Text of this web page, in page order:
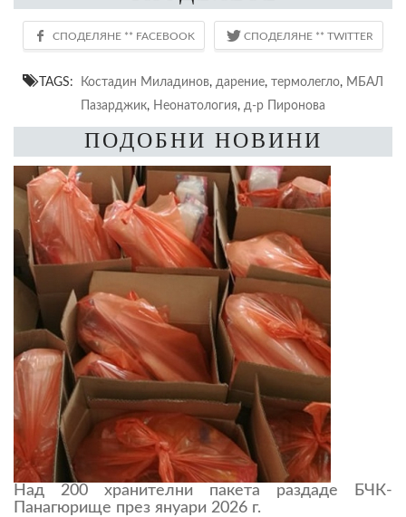
TAGS: Костадин Миладинов, дарение, термолегло, МБАЛ
Пазарджик, Неонатология, д-р Пиронова
ПОДОБНИ НОВИНИ
Над 200 хранителни пакета раздаде БЧК-
Панагюрище през януари 2026 г.